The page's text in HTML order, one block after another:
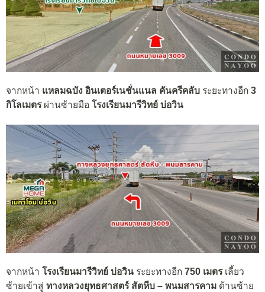
จากหน้า แหลมฉบัง อินเตอร์เนชั่นแนล คันครีคลับ ระยะทางอีก 3
กิโลเมตรผ่านซ้ายมือ โรงเรียนมารีวิทย์ บ่อวิน
จากหน้า โรงเรียนมารีวิทย์ บ่อวิน ระยะทางอีก 750 เมตรเลี้ยว
ซ้ายเข้าสู่ ทางหลวงยุทธศาสตร์ สัตหีบ – พนมสารคาม ด้านซ้าย